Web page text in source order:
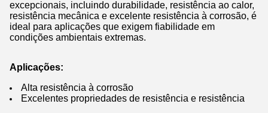
excepcionais, incluindo durabilidade, resistência ao calor,
resistência mecânica e excelente resistência à corrosão, é
ideal para aplicações que exigem fiabilidade em
condições ambientais extremas.
Aplicações:
Alta resistência à corrosão
Excelentes propriedades de resistência e resistência